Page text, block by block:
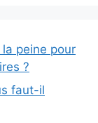
peine pour
?
faut-il